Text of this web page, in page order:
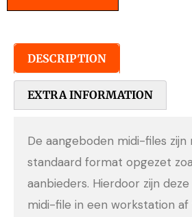
DESCRIPTION
EXTRA INFORMATION
De aangeboden midi-files zijn
standaard format opgezet
aanbieders. Hierdoor zijn
midi-file in een workstation af